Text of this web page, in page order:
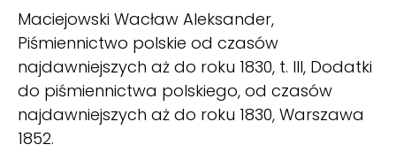
Maciejowski Wacław Aleksander,
Piśmiennictwo polskie od czasów
najdawniejszych aż do roku 1830, t. III, Dodatki
do piśmiennictwa polskiego, od czasów
najdawniejszych aż do roku 1830, Warszawa
1852.